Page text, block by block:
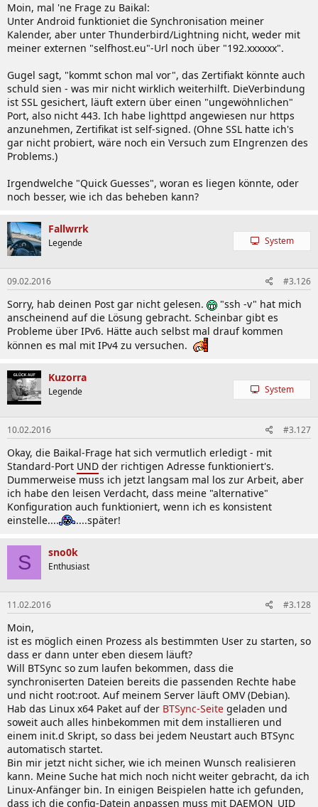
Moin, mal 'ne Frage zu Baikal:
Unter Android funktioniet die Synchronisation meiner
Kalender, aber unter Thunderbird/Lightning nicht, weder mit
meiner externen "selfhost.eu"-Url noch über "192.xxxxxx".
Gugel sagt, "kommt schon mal vor", das Zertifiakt könnte auch
schuld sien - was mir nicht wirklich weiterhilft. DieVerbindung
ist SSL gesichert, läuft extern über einen "ungewöhnlichen"
Port, also nicht 443. Ich habe lighttpd angewiesen nur https
anzunehmen, Zertifikat ist self-signed. (Ohne SSL hatte ich's
gar nicht probiert, wäre noch ein Versuch zum EIngrenzen des
Problems.)
Irgendwelche "Quick Guesses", woran es liegen könnte, oder
noch besser, wie ich das beheben kann?
Fallwrrk
Legende System
09.02.2016 #3.126
Sorry, hab deinen Post gar nicht gelesen.
"ssh -v" hat mich
anscheinend auf die Lösung gebracht. Scheinbar gibt es
Probleme über IPv6. Hätte auch selbst mal drauf kommen
können es mal mit IPv4 zu versuchen.
Kuzorra
Legende System
10.02.2016 #3.127
Okay, die Baikal-Frage hat sich vermutlich erledigt - mit
Standard-Port UND der richtigen Adresse funktioniert's.
Dummerweise muss ich jetzt langsam mal los zur Arbeit, aber
ich habe den leisen Verdacht, dass meine "alternative"
Konfiguration auch funktioniert, wenn ich es konsistent
einstelle....
....später!
S sno0k
Enthusiast
11.02.2016 #3.128
Moin,
ist es möglich einen Prozess als bestimmten User zu starten, so
dass er dann unter eben diesem läuft?
Will BTSync so zum laufen bekommen, dass die
synchroniserten Dateien bereits die passenden Rechte habe
und nicht root:root. Auf meinem Server läuft OMV (Debian).
Hab das Linux x64 Paket auf der BTSync-Seite geladen und
soweit auch alles hinbekommen mit dem installieren und
einem init.d Skript, so dass bei jedem Neustart auch BTSync
automatisch startet.
Bin mir jetzt nicht sicher, wie ich meinen Wunsch realisieren
kann. Meine Suche hat mich noch nicht weiter gebracht, da ich
Linux-Anfänger bin. In einigen Beispielen hatte ich gefunden,
dass ich die config-Datein anpassen muss mit DAEMON_UID